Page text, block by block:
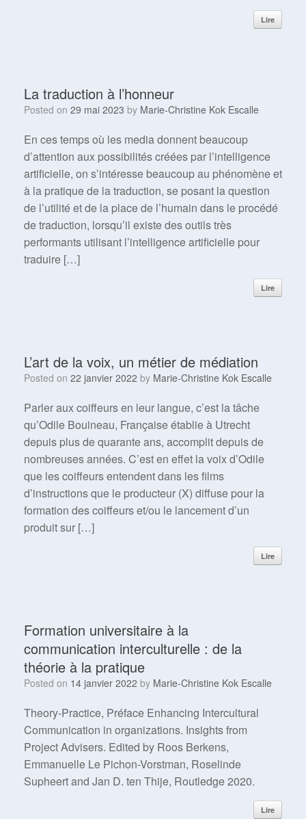
Lire
La traduction à l’honneur
Posted on 29 mai 2023 by Marie-Christine Kok Escalle
En ces temps où les media donnent beaucoup
d’attention aux possibilités créées par l’intelligence
artificielle, on s’intéresse beaucoup au phénomène et
à la pratique de la traduction, se posant la question
de l’utilité et de la place de l’humain dans le procédé
de traduction, lorsqu’il existe des outils très
performants utilisant l’intelligence artificielle pour
traduire […]
Lire
L’art de la voix, un métier de médiation
Posted on 22 janvier 2022 by Marie-Christine Kok Escalle
Parler aux coiffeurs en leur langue, c’est la tâche
qu’Odile Bouineau, Française établie à Utrecht
depuis plus de quarante ans, accomplit depuis de
nombreuses années. C’est en effet la voix d’Odile
que les coiffeurs entendent dans les films
d’instructions que le producteur (X) diffuse pour la
formation des coiffeurs et/ou le lancement d’un
produit sur […]
Lire
Formation universitaire à la
communication interculturelle : de la
théorie à la pratique
Posted on 14 janvier 2022 by Marie-Christine Kok Escalle
Theory-Practice, Préface Enhancing Intercultural
Communication in organizations. Insights from
Project Advisers. Edited by Roos Berkens,
Emmanuelle Le Pichon-Vorstman, Roselinde
Supheert and Jan D. ten Thije, Routledge 2020.
Lire